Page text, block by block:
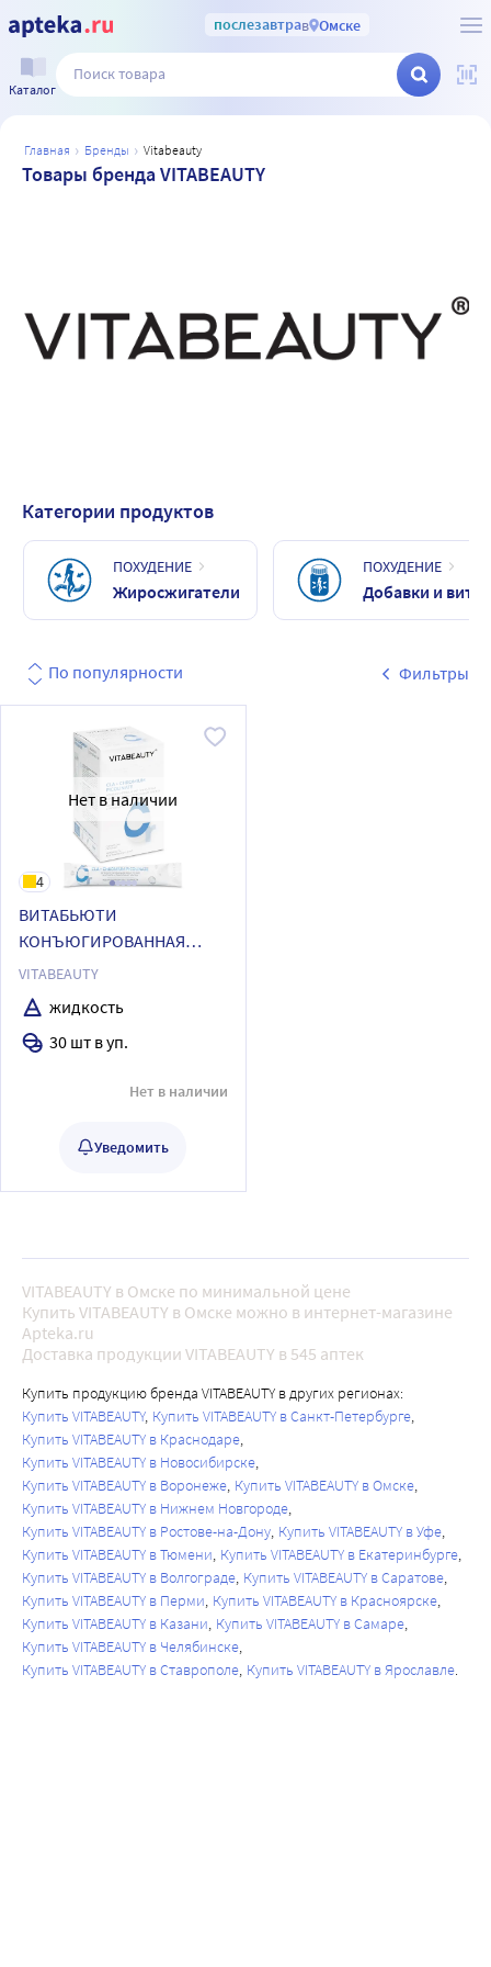
послезавтрав Омске
Каталог
главная бренды vitabeauty
Товары бренда VITABEAUTY
Категории продуктов
ПОХУДЕНИЕ
Жиросжигатели
ПОХУДЕНИЕ
Добавки и
По популярности Фильтры
Нет в наличии
4
ВИТАБЬЮТИ
КОНЪЮГИРОВАННАЯ
ЛИНОЛЕВАЯ
КИСЛОТА+ПИКОЛИНАТ
ХРОМА
VITABEAUTY
жидкость
30 шт в уп.
Нет в наличии
Уведомить
VITABEAUTY в Омске по минимальной цене
Купить VITABEAUTY в Омске можно в интернет-магазине
Apteka.ru
Доставка продукции VITABEAUTY в 545 аптек
Купить продукцию бренда VITABEAUTY в других регионах:
Купить VITABEAUTY Купить VITABEAUTY в Санкт-Петербурге
Купить VITABEAUTY в Краснодаре
Купить VITABEAUTY в Новосибирске
Купить VITABEAUTY в Воронеже Купить VITABEAUTY в Омске
Купить VITABEAUTY в Нижнем Новгороде
Купить VITABEAUTY в Ростове-на-Дону Купить VITABEAUTY в Уфе
Купить VITABEAUTY в Тюмени Купить VITABEAUTY в Екатеринбурге
Купить VITABEAUTY в Волгограде Купить VITABEAUTY в Саратове
Купить VITABEAUTY в Перми Купить VITABEAUTY в Красноярске
Купить VITABEAUTY в Казани Купить VITABEAUTY в Самаре
Купить VITABEAUTY в Челябинске
Купить VITABEAUTY в Ставрополе Купить VITABEAUTY в Ярославле